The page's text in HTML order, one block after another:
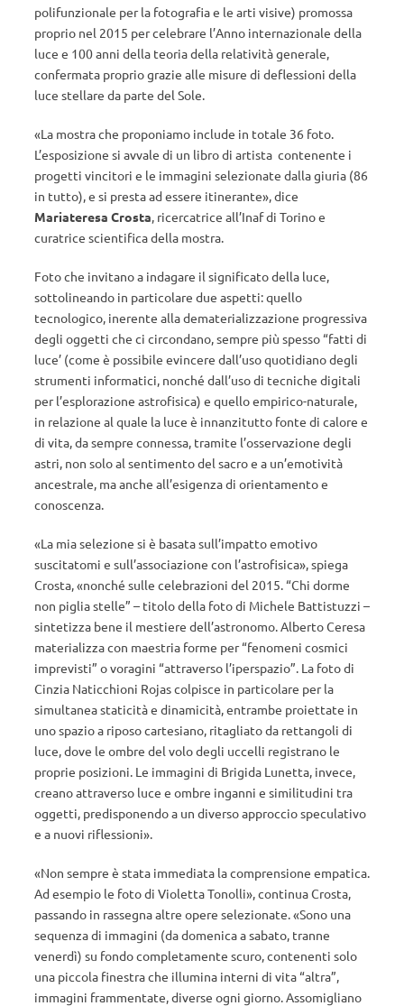
polifunzionale per la fotografia e le arti visive) promossa
proprio nel 2015 per celebrare l’Anno internazionale della
luce e 100 anni della teoria della relatività generale,
confermata proprio grazie alle misure di deflessioni della
luce stellare da parte del Sole.
«La mostra che proponiamo include in totale 36 foto.
L’esposizione si avvale di un libro di artista contenente i
progetti vincitori e le immagini selezionate dalla giuria (86
in tutto), e si presta ad essere itinerante», dice
Mariateresa Crosta, ricercatrice all’Inaf di Torino e
curatrice scientifica della mostra.
Foto che invitano a indagare il significato della luce,
sottolineando in particolare due aspetti: quello
tecnologico, inerente alla dematerializzazione progressiva
degli oggetti che ci circondano, sempre più spesso “fatti di
luce’ (come è possibile evincere dall’uso quotidiano degli
strumenti informatici, nonché dall’uso di tecniche digitali
per l’esplorazione astrofisica) e quello empirico-naturale,
in relazione al quale la luce è innanzitutto fonte di calore e
di vita, da sempre connessa, tramite l’osservazione degli
astri, non solo al sentimento del sacro e a un’emotività
ancestrale, ma anche all’esigenza di orientamento e
conoscenza.
«La mia selezione si è basata sull’impatto emotivo
suscitatomi e sull’associazione con l’astrofisica», spiega
Crosta, «nonché sulle celebrazioni del 2015. “Chi dorme
non piglia stelle” – titolo della foto di Michele Battistuzzi –
sintetizza bene il mestiere dell’astronomo. Alberto Ceresa
materializza con maestria forme per “fenomeni cosmici
imprevisti” o voragini “attraverso l’iperspazio”. La foto di
Cinzia Naticchioni Rojas colpisce in particolare per la
simultanea staticità e dinamicità, entrambe proiettate in
uno spazio a riposo cartesiano, ritagliato da rettangoli di
luce, dove le ombre del volo degli uccelli registrano le
proprie posizioni. Le immagini di Brigida Lunetta, invece,
creano attraverso luce e ombre inganni e similitudini tra
oggetti, predisponendo a un diverso approccio speculativo
e a nuovi riflessioni».
«Non sempre è stata immediata la comprensione empatica.
Ad esempio le foto di Violetta Tonolli», continua Crosta,
passando in rassegna altre opere selezionate. «Sono una
sequenza di immagini (da domenica a sabato, tranne
venerdì) su fondo completamente scuro, contenenti solo
una piccola finestra che illumina interni di vita “altra”,
immagini frammentate, diverse ogni giorno. Assomigliano